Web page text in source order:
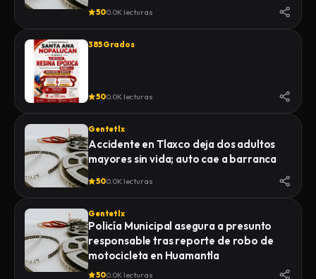
500.0K lecturas
385 Grados
500.0K lecturas
Gentetlx
Accidente en Tlaxco deja dos adultos
mayores sin vida; auto cae a barranca
500.0K lecturas
Gentetlx
Policía Municipal asegura a presunto
responsable tras reporte de robo de
motocicleta en Huamantla
500.0K lecturas